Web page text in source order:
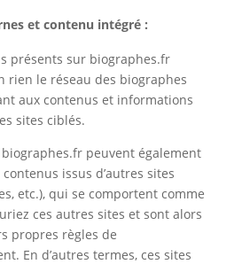
et contenu intégré :
présents sur biographes.fr
rien le réseau des biographes
aux contenus et informations
sites ciblés.
biographes.fr peuvent également
issus d’autres sites
etc.), qui se comportent comme
ces autres sites et sont alors
propres règles de
En d’autres termes, ces sites